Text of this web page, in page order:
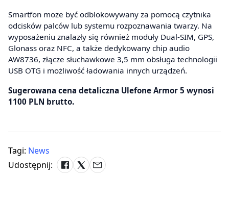
Smartfon może być odblokowywany za pomocą czytnika
odcisków palców lub systemu rozpoznawania twarzy. Na
wyposażeniu znalazły się również moduły Dual-SIM, GPS,
Glonass oraz NFC, a także dedykowany chip audio
AW8736, złącze słuchawkowe 3,5 mm obsługa technologii
USB OTG i możliwość ładowania innych urządzeń.
Sugerowana cena detaliczna Ulefone Armor 5 wynosi
1100 PLN brutto.
Tagi: News
Udostępnij: